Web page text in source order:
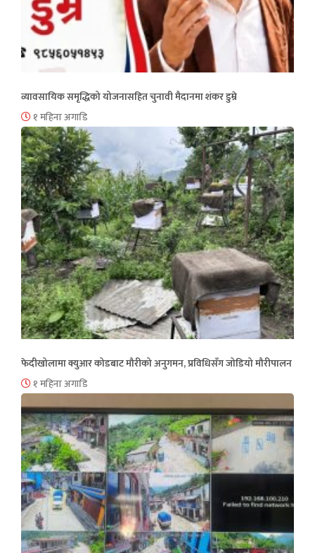
व्यावसायिक समृद्धिको योजनासहित चुनावी मैदानमा शंकर डुम्रे
१ महिना अगाडि
फेदीखोलामा क्युआर कोडबाट मौरीको अनुगमन, प्रविधिसँग जोडियो मौरीपालन
१ महिना अगाडि